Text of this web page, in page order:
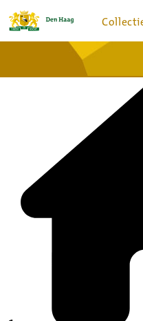
Bronnen en collecties